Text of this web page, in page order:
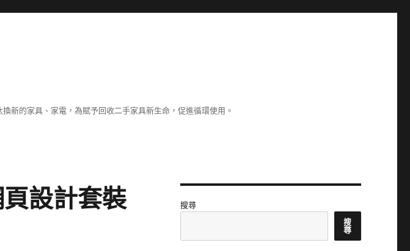
新的家具、家電，為賦予回收二手家具新生命，促進循環使用。
設計套裝
搜尋
搜
尋